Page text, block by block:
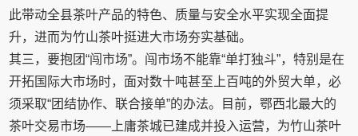
此带动全县茶叶产品的特色、质量与安全水平实现全面提
升，进而为竹山茶叶挺进大市场夯实基础。
其三，要抱团“闯市场”。闯市场不能靠“单打独斗”，特别是在
开拓国际大市场时，面对数十吨甚至上百吨的外贸大单，必
须采取“团结协作、联合接单”的办法。目前，鄂西北最大的
茶叶交易市场——上庸茶城已建成并投入运营，为竹山茶叶